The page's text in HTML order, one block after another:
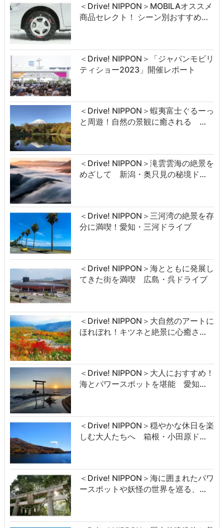
＜Drive! NIPPON＞MOBILAオススメ
商品セレクト！ シーン別おすすめ…
＜Drive! NIPPON＞「ジャパンモビリ
ティショー2023」開催レポート
＜Drive! NIPPON＞蝦夷富士ぐるーっ
と周遊！自然の景観に癒される …
＜Drive! NIPPON＞滝雲雲海の絶景を
めざして 新潟・奥只見の秘境ド…
＜Drive! NIPPON＞三河湾の絶景を存
分に満喫！愛知・三河ドライブ
＜Drive! NIPPON＞海とともに発展し
てきた街を満喫 広島・呉ドライブ
＜Drive! NIPPON＞大自然のアートに
ほれぼれ！キツネと絶景に心癒さ…
＜Drive! NIPPON＞大人におすすめ！
海とパワースポットを堪能 愛知…
＜Drive! NIPPON＞穏やかな休日を楽
しむ大人たちへ 箱根・小田原ド…
＜Drive! NIPPON＞海に囲まれたパワ
ースポットや妖怪の世界を巡る、…